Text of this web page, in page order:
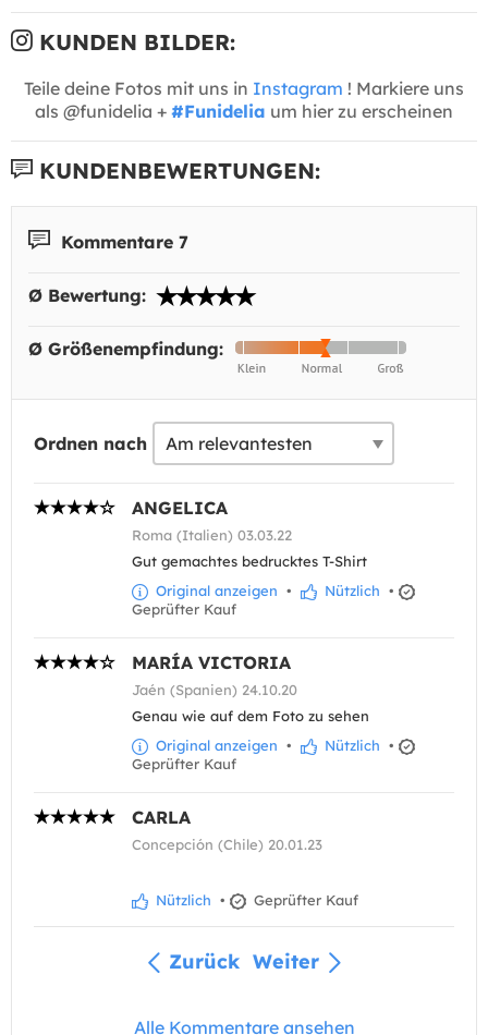
KUNDEN BILDER:
Teile deine Fotos mit uns in Instagram ! Markiere uns
als @funidelia + #Funidelia um hier zu erscheinen
KUNDENBEWERTUNGEN:
Kommentare 7
Ø Bewertung:
Ø Größenempfindung:
Ordnen nach
ANGELICA
Roma (Italien) 03.03.22
Gut gemachtes bedrucktes T-Shirt
Original anzeigen • Nützlich •
Geprüfter Kauf
MARÍA VICTORIA
Jaén (Spanien) 24.10.20
Genau wie auf dem Foto zu sehen
Original anzeigen • Nützlich •
Geprüfter Kauf
CARLA
Concepción (Chile) 20.01.23
Nützlich • Geprüfter Kauf
Zurück Weiter
Alle Kommentare ansehen